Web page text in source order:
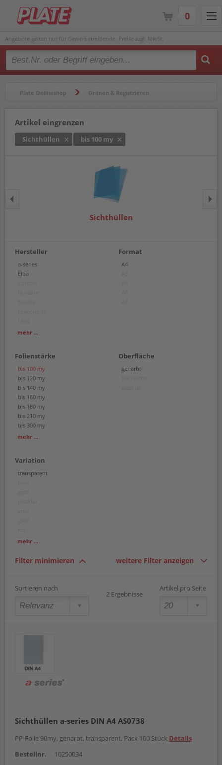
Angebote gelten nur für Gewerbetreibende. Preise zzgl. MwSt.
Type 2 or more characters for results.
Plate Onlineshop Ordnen & Registrieren
Artikel eingrenzen
Sichthüllen bis 100 my
Sichthüllen
Hersteller
a-series
Elba
Oxford
mehr ...
Format
A4
Folienstärke
bis 100 my
bis 120 my
bis 140 my
bis 160 my
bis 180 my
bis 210 my
bis 300 my
bis 200 my
mehr ...
Oberfläche
genarbt
Variation
transparent
sortiert
mehr ...
Filter minimieren weitere Filter anzeigen
Sortieren nach
2 Ergebnisse
Artikel pro Seite
Sichthüllen a-series DIN A4 AS0738
PP-Folie 90my, genarbt, transparent, Pack 100 Stück Details
Bestellnr.
10250034
0